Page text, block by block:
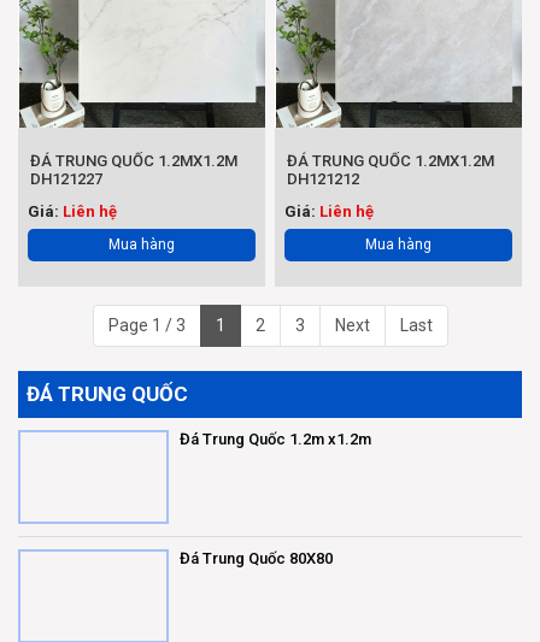
ĐÁ TRUNG QUỐC 1.2MX1.2M
DH121227
Giá: Liên hệ
Mua hàng
ĐÁ TRUNG QUỐC 1.2MX1.2M
DH121212
Giá: Liên hệ
Mua hàng
Page 1 / 3 1 2 3 Next Last
ĐÁ TRUNG QUỐC
Đá Trung Quốc 1.2m x1.2m
Đá Trung Quốc 80X80